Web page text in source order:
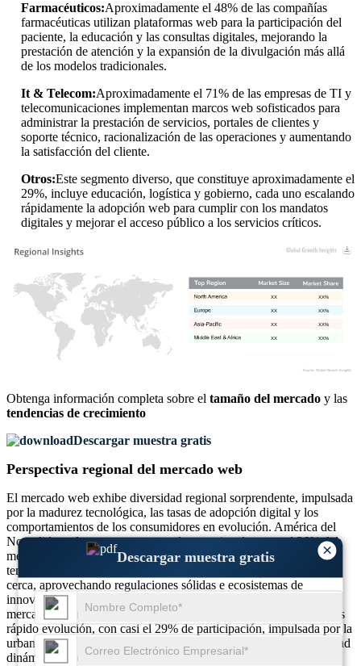
×
Descargar muestra gratis
Farmacéuticos:Aproximadamente el 48% de las compañías
farmacéuticas utilizan plataformas web para la participación del
paciente, la educación y las consultas digitales, mejorando la
prestación de atención y la expansión de la divulgación más allá
de los modelos tradicionales.
It & Telecom:Aproximadamente el 71% de las empresas de TI y
telecomunicaciones implementan marcos web sofisticados para
administrar la prestación de servicios, portales de clientes y
soporte técnico, racionalización de las operaciones y aumentando
la satisfacción del cliente.
Otros:Este segmento diverso, que constituye aproximadamente el
29%, incluye educación, logística y gobierno, cada uno escalando
rápidamente la adopción web para cumplir con los mandatos
digitales y mejorar el acceso público a los servicios críticos.
XX%
XX
XX%
XX
XX%
XX
XX%
XX
Obtenga información completa sobre el tamaño del mercado y las
tendencias de crecimiento
Descargar muestra gratis
Perspectiva regional del mercado web
El mercado web exhibe diversidad regional sorprendente, impulsada
por la madurez tecnológica, las tasas de adopción digital y los
comportamientos de los consumidores en evolución. América del
Norte lidera el cargo, representando aproximadamente el 36% del
mercado web global, respaldado por la transformación digital
temprana y las inversiones sustanciales de TI. Europa sigue de
cerca, aprovechando regulaciones sólidas e ecosistemas de
innovación para asegurar alrededor del 28% de la participación de
mercado. Mientras tanto, Asia-Pacific surge como la región de más
rápido evolución, con casi el 29% de participación, impulsada por la
urbanización, la proliferación de teléfonos inteligentes y la actividad
dinámica de comercio electrónico. Medio Oriente y África